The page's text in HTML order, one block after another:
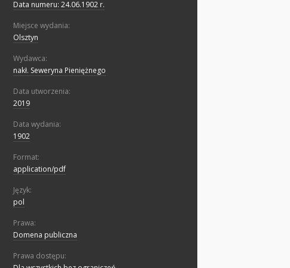
Data numeru: 24.06.1902 r.
Miejsce wydania:
Olsztyn
Wydawca:
nakł. Seweryna Pieniężnego
Data utworzenia:
2019
Data wydania:
1902
Format:
application/pdf
Język:
pol
Prawa:
Domena publiczna
Prawa dostępu: